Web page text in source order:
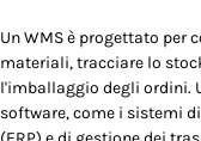
Un WMS è progettato per
materiali, tracciare lo
l'imballaggio degli ordini.
software, come i sistemi